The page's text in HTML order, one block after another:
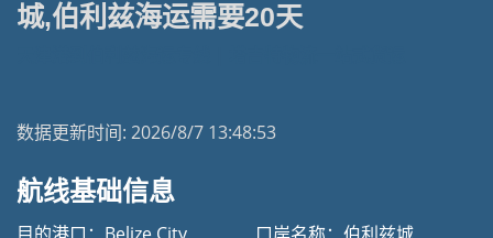
城,伯利兹海运需要20天
数据更新时间: 2026/8/7 13:48:53
航线基础信息